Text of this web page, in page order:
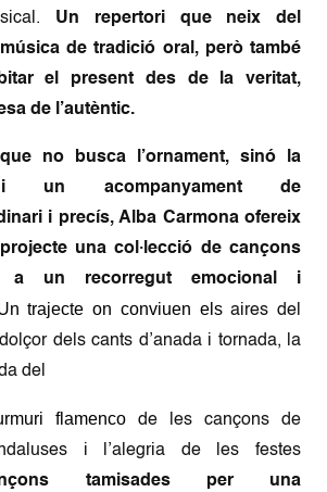
Un repertori que neixdel
de tradició oral, però també
el present des de la veritat,
de l’autèntic.
no busca l’ornament, sinó la
i un acompanyament de
i precís, Alba Carmona ofereix
una col·lecció de cançons
a un recorregut emocional i
trajecte on conviuen elsaires del
dels cants d’anada i tornada, la
del
flamenco de les cançons de
i l’alegria de les festes
tamisades per una